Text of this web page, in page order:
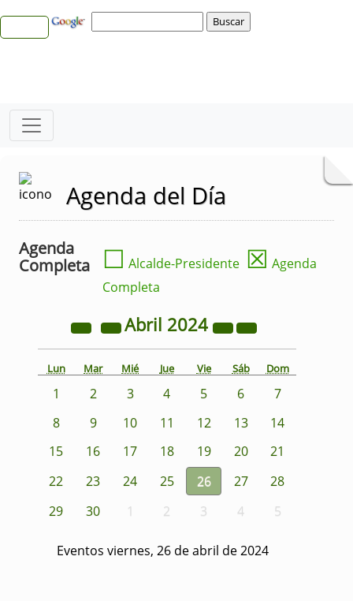
Agenda del Día
Agenda
Completa
☐ Alcalde-Presidente ☒ Agenda
Completa
Abril 2024
Lun Mar Mié Jue Vie Sáb Dom
1 2 3 4 5 6
7
8
9 10 11 12 13
14
15
16 17 18 19 20
21
22
23 24 25 26 27
28
29
30 1 2 3 4 5
Eventos viernes, 26 de abril de 2024